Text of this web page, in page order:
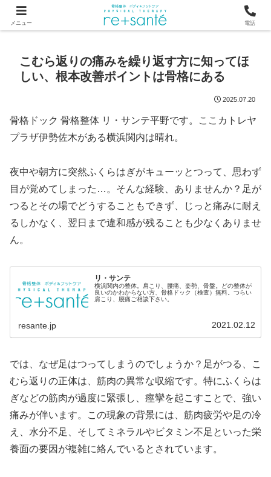
つらい首・肩こり・腰の痛みは、骨から見直す横浜市関内の整体
こむら返りの痛みを繰り返す方に知ってほ
しい、根本改善ポイントは骨格にある
2025.07.20
骨格ドック 骨格整体 リ・サンテ平野です。ここカトレヤ
プラザ伊勢佐木がある横浜関内は晴れ。
夜中や朝方に突然ふくらはぎがキューッとつって、思わず
目が覚めてしまった…。そんな経験、ありませんか？足が
つるとその場でどうすることもできず、じっと痛みに耐え
るしかなく、翌日まで違和感が残ることも少なくありませ
ん。
リ・サンテ
横浜関内の整体。肩こり、腰痛、姿勢、骨盤。どの整体が
良いのかわからない方、骨格ドック（検査）無料。つらい
肩こり、腰痛ご相談下さい。
resante.jp 2021.02.12
では、なぜ足はつってしまうのでしょうか？足がつる、こ
むら返りの正体は、筋肉の異常な収縮です。特にふくらは
ぎなどの筋肉が過度に緊張し、痙攣を起こすことで、強い
痛みが伴います。この現象の背景には、筋肉疲労や足の冷
え、水分不足、そしてミネラルやビタミン不足といった栄
養面の要因が複雑に絡んでいるとされています。
メニュー 電話